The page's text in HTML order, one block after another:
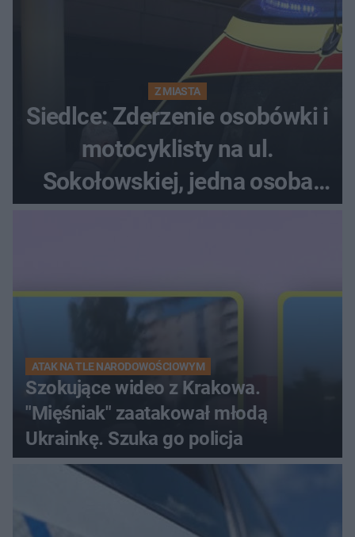
Z MIASTA
Siedlce: Zderzenie osobówki i
motocyklisty na ul.
Sokołowskiej, jedna osoba
ATAK NA TLE NARODOWOŚCIOWYM
Szokujące wideo z Krakowa.
"Mięśniak" zaatakował młodą
Ukrainkę. Szuka go policja